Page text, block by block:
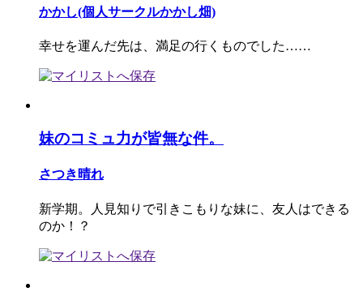
かかし(個人サークルかかし畑)
幸せを運んだ先は、満足の行くものでした……
妹のコミュ力が皆無な件。
さつき晴れ
新学期。人見知りで引きこもりな妹に、友人はできる
のか！？